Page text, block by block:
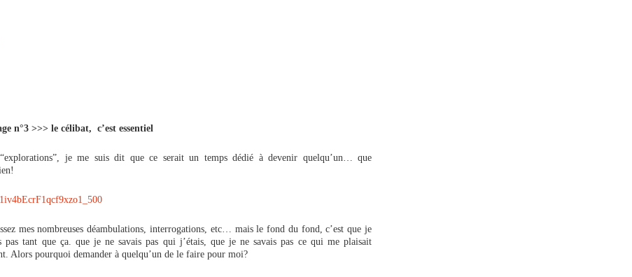
n°3 >>> le célibat, c’est essentiel
je me suis dit que ce serait un temps dédié à devenir quelqu’un… que
mes nombreuses déambulations, interrogations, etc… mais le fond du fond, c’est que je
pas tant que ça. que je ne savais pas qui j’étais, que je ne savais pas ce qui me plaisait
Alors pourquoi demander à quelqu’un de le faire pour moi?